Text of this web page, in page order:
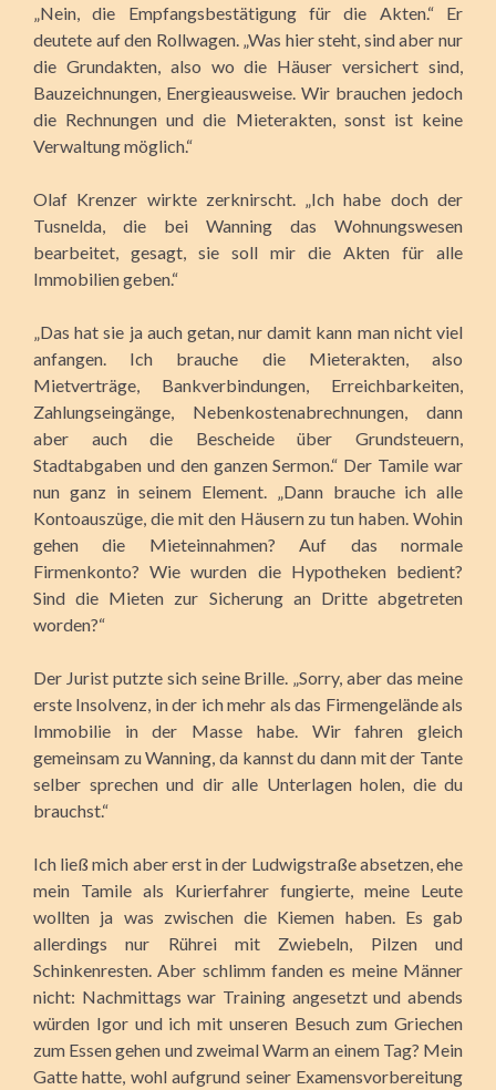
„Nein, die Empfangsbestätigung für die Akten.“ Er
deutete auf den Rollwagen. „Was hier steht, sind aber nur
die Grundakten, also wo die Häuser versichert sind,
Bauzeichnungen, Energieausweise. Wir brauchen jedoch
die Rechnungen und die Mieterakten, sonst ist keine
Verwaltung möglich.“
Olaf Krenzer wirkte zerknirscht. „Ich habe doch der
Tusnelda, die bei Wanning das Wohnungswesen
bearbeitet, gesagt, sie soll mir die Akten für alle
Immobilien geben.“
„Das hat sie ja auch getan, nur damit kann man nicht viel
anfangen. Ich brauche die Mieterakten, also
Mietverträge, Bankverbindungen, Erreichbarkeiten,
Zahlungseingänge, Nebenkostenabrechnungen, dann
aber auch die Bescheide über Grundsteuern,
Stadtabgaben und den ganzen Sermon.“ Der Tamile war
nun ganz in seinem Element. „Dann brauche ich alle
Kontoauszüge, die mit den Häusern zu tun haben. Wohin
gehen die Mieteinnahmen? Auf das normale
Firmenkonto? Wie wurden die Hypotheken bedient?
Sind die Mieten zur Sicherung an Dritte abgetreten
worden?“
Der Jurist putzte sich seine Brille. „Sorry, aber das meine
erste Insolvenz, in der ich mehr als das Firmengelände als
Immobilie in der Masse habe. Wir fahren gleich
gemeinsam zu Wanning, da kannst du dann mit der Tante
selber sprechen und dir alle Unterlagen holen, die du
brauchst.“
Ich ließ mich aber erst in der Ludwigstraße absetzen, ehe
mein Tamile als Kurierfahrer fungierte, meine Leute
wollten ja was zwischen die Kiemen haben. Es gab
allerdings nur Rührei mit Zwiebeln, Pilzen und
Schinkenresten. Aber schlimm fanden es meine Männer
nicht: Nachmittags war Training angesetzt und abends
würden Igor und ich mit unseren Besuch zum Griechen
zum Essen gehen und zweimal Warm an einem Tag? Mein
Gatte hatte, wohl aufgrund seiner Examensvorbereitung